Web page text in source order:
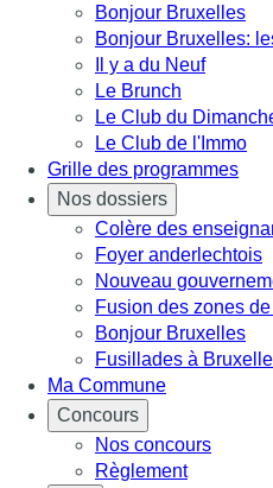
Bonjour Bruxelles
Bonjour Bruxelles:
Il y a du Neuf
Le Brunch
Le Club du
Le Club de l'Immo
Grille des programmes
Nos dossiers
Colère des
Foyer anderlechtois
Nouveau
Fusion des zones
Bonjour Bruxelles
Fusillades à
Ma Commune
Concours
Nos concours
Règlement